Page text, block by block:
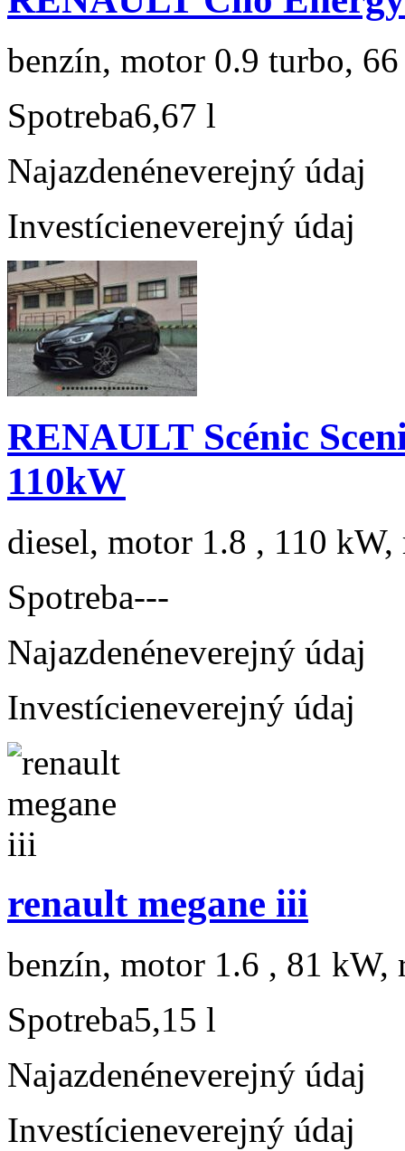
benzín, motor 0.9 turbo,
Spotreba6,67 l
Najazdenéneverejný údaj
Investícieneverejný údaj
RENAULT Scénic
110kW
diesel, motor 1.8 , 110 kW,
Spotreba---
Najazdenéneverejný údaj
Investícieneverejný údaj
renault megane iii
benzín, motor 1.6 , 81 kW,
Spotreba5,15 l
Najazdenéneverejný údaj
Investícieneverejný údaj